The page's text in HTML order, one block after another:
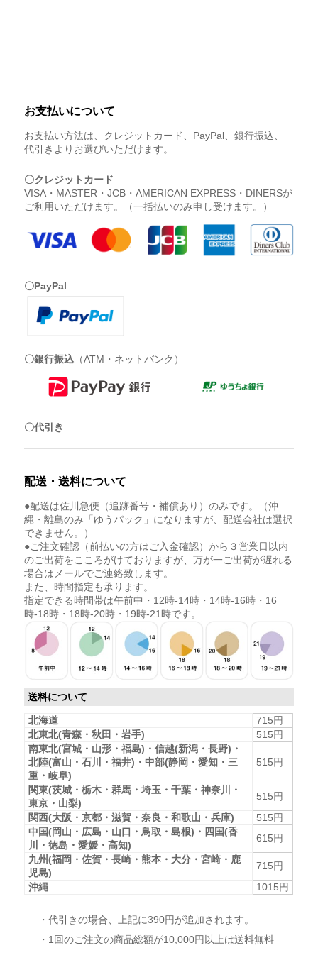
お支払いについて
お支払い方法は、クレジットカード、PayPal、銀行振込、
代引きよりお選びいただけます。
〇クレジットカード
VISA・MASTER・JCB・AMERICAN EXPRESS・DINERSが
ご利用いただけます。（一括払いのみ申し受けます。）
〇PayPal
〇銀行振込 （ATM・ネットバンク）
〇代引き
配送・送料について
●配送は佐川急便（追跡番号・補償あり）のみです。（沖
縄・離島のみ「ゆうパック」になりますが、配送会社は選択
できません。）
●ご注文確認（前払いの方はご入金確認）から３営業日以内
のご出荷をこころがけておりますが、万が一ご出荷が遅れる
場合はメールでご連絡致します。
また、時間指定も承ります。
指定できる時間帯は午前中・12時-14時・14時-16時・16
時-18時・18時-20時・19時-21時です。
送料について
北海道
715円
北東北(青森・秋田・岩手)
515円
南東北(宮城・山形・福島)・信越(新潟・長野)・
北陸(富山・石川・福井)・中部(静岡・愛知・三
重・岐阜)
515円
関東(茨城・栃木・群馬・埼玉・千葉・神奈川・
東京・山梨)
515円
関西(大阪・京都・滋賀・奈良・和歌山・兵庫)
515円
中国(岡山・広島・山口・鳥取・島根)・四国(香
川・徳島・愛媛・高知)
615円
九州(福岡・佐賀・長崎・熊本・大分・宮崎・鹿
児島)
715円
沖縄
1015円
・代引きの場合、上記に390円が追加されます。
・1回のご注文の商品総額が10,000円以上は送料無料